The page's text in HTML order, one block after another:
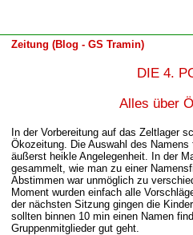
Zeitung (Blog - GS Tramin)
DIE 4.
Alles über
In der Vorbereitung auf das Zeltlager
Ökozeitung. Die Auswahl des
äußerst heikle Angelegenheit. In der
gesammelt, wie man zu einer
Abstimmen war unmöglich zu
Moment wurden einfach alle
der nächsten Sitzung gingen die
sollten binnen 10 min einen Namen
Gruppenmitglieder gut geht.